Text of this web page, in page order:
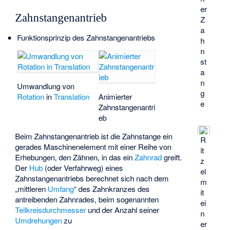
er
Z
a
h
n
st
a
n
g
e
Zahnstangenantrieb
R
it
z
el
m
it
ei
n
er
Funktionsprinzip des Zahnstangenantriebs
Umwandlung von
Rotation inTranslation
Animierter
Zahnstangenantri
eb
Beim Zahnstangenantrieb ist die Zahnstange ein
gerades Maschinenelement mit einer Reihe von
Erhebungen, den Zähnen, in das einZahnradgreift.
Der Hub (oder Verfahrweg) eines
Zahnstangenantriebs berechnet sich nach dem
„mittleren Umfang“ des Zahnkranzes des
antreibenden Zahnrades, beim sogenannten
Teilkreisdurchmesser und der Anzahl seiner
Umdrehungen zu